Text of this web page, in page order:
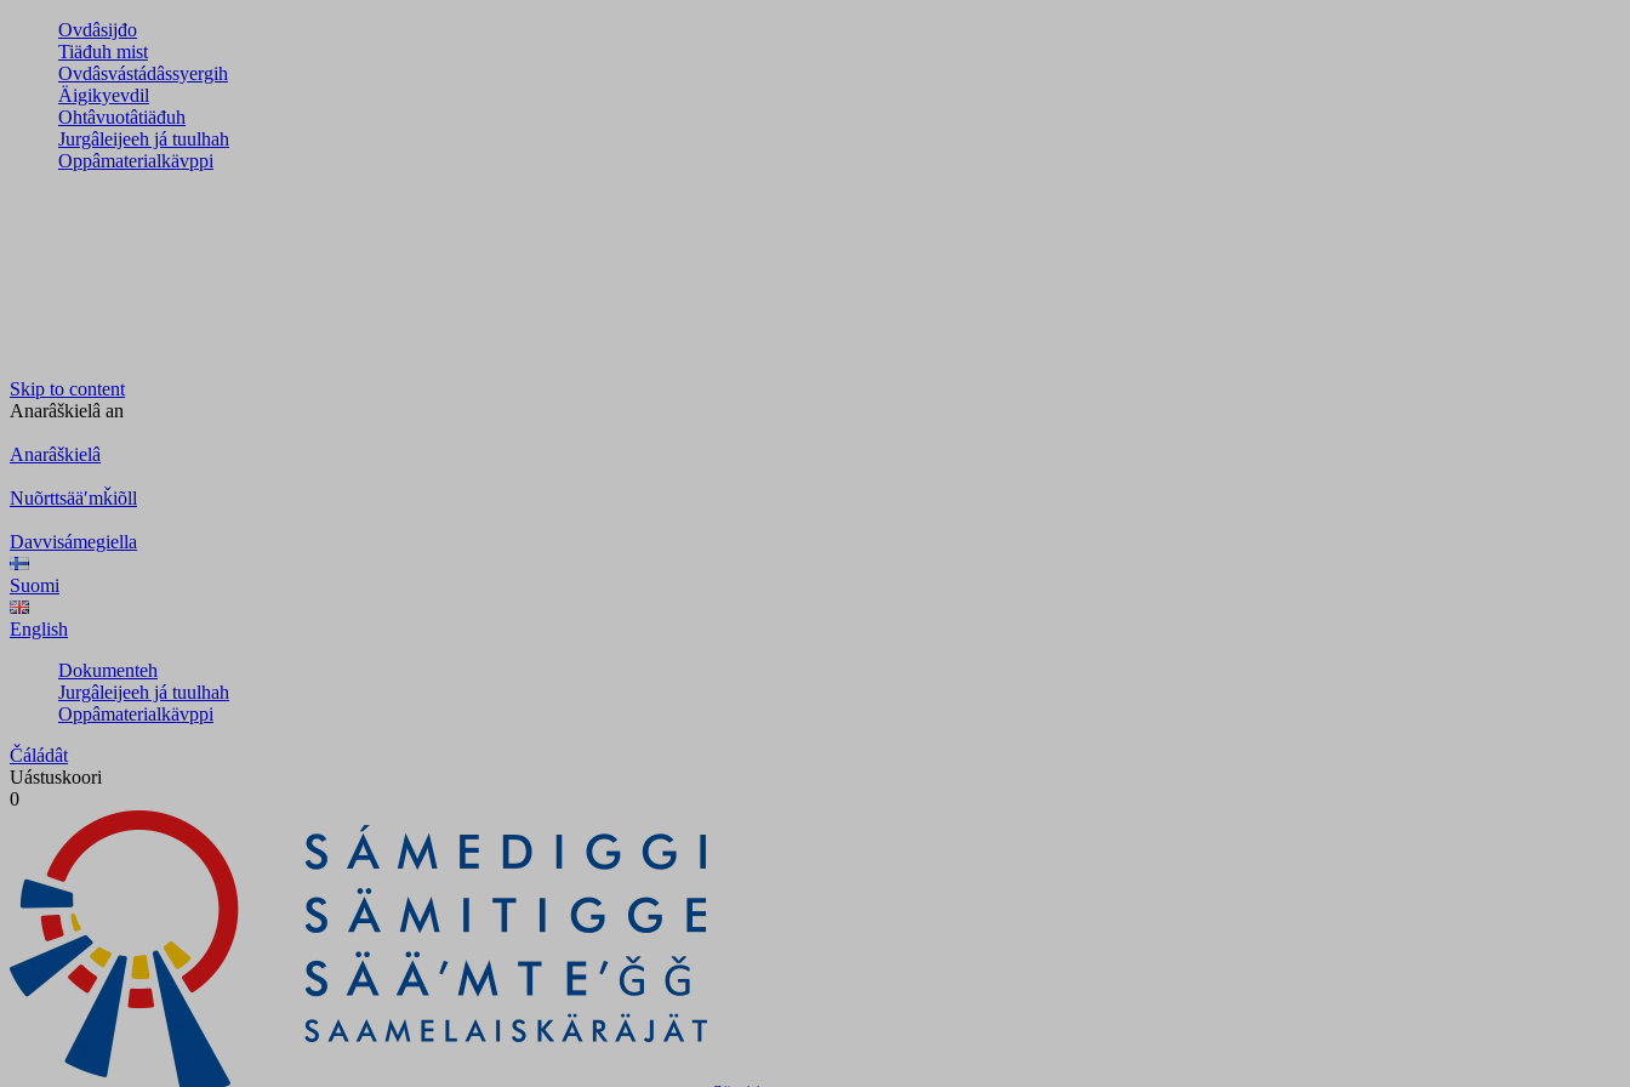
Ovdâsijđo
Tiäđuh mist
Ovdâsvástádâssyergih
Äigikyevdil
Ohtâvuotâtiäđuh
Jurgâleijeeh já tuulhah
Oppâmaterialkävppi
Skip to content
Anarâškielâ an
Anarâškielâ
Nuõrttsääʹmǩiõll
Davvisámegiella
Suomi
English
Dokumenteh
Jurgâleijeeh já tuulhah
Oppâmaterialkävppi
Čáládât
Uástuskoori
0